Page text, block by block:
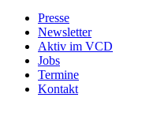
Presse
Newsletter
Aktiv im VCD
Jobs
Termine
Kontakt